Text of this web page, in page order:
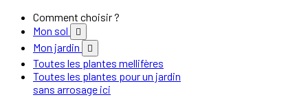
Comment choisir ?
Mon sol

Mon jardin 
Toutes les plantes mellifères
Toutes les plantes pour un jardin
sans arrosage ici